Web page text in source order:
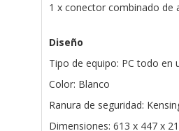
1 x conector combinado de
Diseño
Tipo de equipo: PC todo en
Color: Blanco
Ranura de seguridad:
Dimensiones: 613 x 447 x